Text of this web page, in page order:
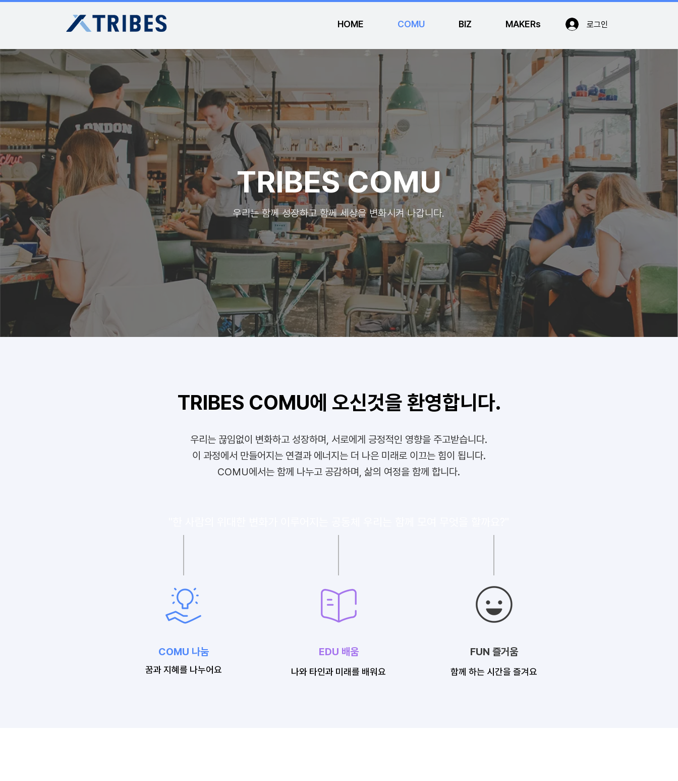
HOME COMU BIZ MAKERs 로그인
​TRIBES COMU
​우리는 함께 성장하고 함께 세상을 변화시켜 나갑니다.
TRIBES COMU에 오신것을 환영합니다.
우리는 끊임없이 변화하고 성장하며, 서로에게 긍정적인 영향을 주고받습니다.
이 과정에서 만들어지는 연결과 에너지는 더 나은 미래로 이끄는 힘이 됩니다.
COMU에서는 함께 나누고 공감하며, 삶의 여정을 함께 합니다.
COMU ​나눔​
​꿈과 지혜를 나누어요
EDU 배움
​나와 타인과 미래를 배워요
FUN 즐거움
​함께 하는 시간을 즐겨요